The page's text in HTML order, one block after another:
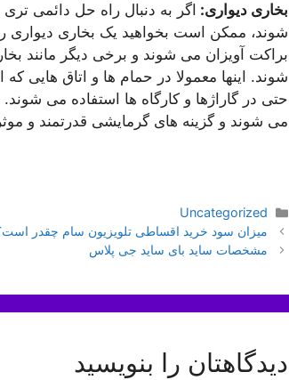
بخاری دیواری: اگر به دنبال راه حل دائمی
شوند، ممکن است بخواهید یک بخاری دیواری
براکت آویزان می شوند و برخی دیگر مانند
شوند. اینها معمولا در حمام ها و اتاق هایی
حتی در گاراژها و کارگاه ها استفاده می
می شوند و گزینه های گرمایشی قدرتمند و
دسته‌ها
Uncategorized
ناوبری
نوشته‌ها
میزان سود خرید اقساطی تلویزیون سام چقدر
مشخصات ساید بای ساید جی پلاس
دیدگاهتان را بنویسید